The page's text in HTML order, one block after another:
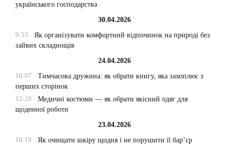
українського господарства
30.04.2026
9:53
Як організувати комфортний відпочинок на природі без
зайвих складнощів
24.04.2026
16:07
Тимчасова дружина: як обрати книгу, яка захоплює з
перших сторінок
12:20
Медичні костюми — як обрати якісний одяг для
щоденної роботи
23.04.2026
18:19
Як очищати шкіру щодня і не порушити її бар’єр